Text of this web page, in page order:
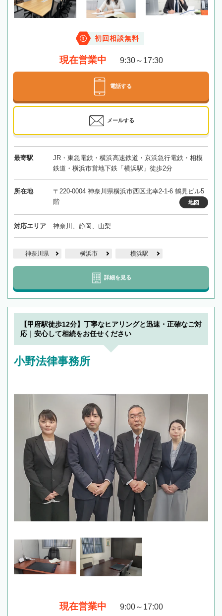
初回相談無料
現在営業中 9:30～17:30
電話する
メールする
最寄駅
JR・東急電鉄・横浜高速鉄道・京浜急行電鉄・相模
鉄道・横浜市営地下鉄「横浜駅」徒歩2分
所在地
〒220-0004 神奈川県横浜市西区北幸2-1-6 鶴見ビル5
階
地図
対応エリア 神奈川、静岡、山梨
神奈川県 横浜市 横浜駅
詳細を見る
【甲府駅徒歩12分】丁寧なヒアリングと迅速・正確なご対
応｜安心して相続をお任せください
小野法律事務所
現在営業中 9:00～17:00